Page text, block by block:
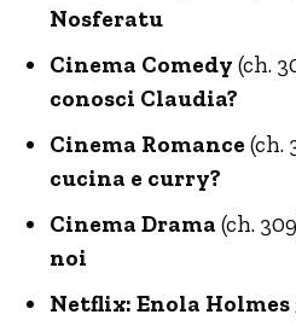
Nosferatu
Cinema Comedy (ch.
conosci Claudia?
Cinema Romance (ch.
cucina e curry?
Cinema Drama (ch.
noi
Netflix: Enola Holmes